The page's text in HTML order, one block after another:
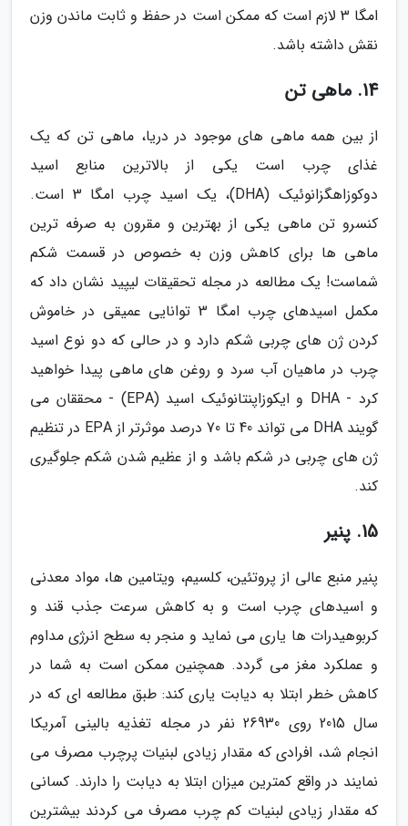
امگا 3 لازم است که ممکن است در حفظ و ثابت ماندن وزن
نقش داشته باشد.
14. ماهی تن
از بین همه ماهی های موجود در دریا، ماهی تن که یک
غذای چرب است یکی از بالاترین منابع اسید
دوکوزاهگزانوئیک (DHA)، یک اسید چرب امگا 3 است.
کنسرو تن ماهی یکی از بهترین و مقرون به صرفه ترین
ماهی ها برای کاهش وزن به خصوص در قسمت شکم
شماست! یک مطالعه در مجله تحقیقات لیپید نشان داد که
مکمل اسیدهای چرب امگا 3 توانایی عمیقی در خاموش
کردن ژن های چربی شکم دارد و در حالی که دو نوع اسید
چرب در ماهیان آب سرد و روغن های ماهی پیدا خواهید
کرد - DHA و ایکوزاپنتانوئیک اسید (EPA) - محققان می
گویند DHA می تواند 40 تا 70 درصد موثرتر از EPA در تنظیم
ژن های چربی در شکم باشد و از عظیم شدن شکم جلوگیری
کند.
15. پنیر
پنیر منبع عالی از پروتئین، کلسیم، ویتامین ها، مواد معدنی
و اسیدهای چرب است و به کاهش سرعت جذب قند و
کربوهیدرات ها یاری می نماید و منجر به سطح انرژی مداوم
و عملکرد مغز می گردد. همچنین ممکن است به شما در
کاهش خطر ابتلا به دیابت یاری کند: طبق مطالعه ای که در
سال 2015 روی 26930 نفر در مجله تغذیه بالینی آمریکا
انجام شد، افرادی که مقدار زیادی لبنیات پرچرب مصرف می
نمایند در واقع کمترین میزان ابتلا به دیابت را دارند. کسانی
که مقدار زیادی لبنیات کم چرب مصرف می کردند بیشترین